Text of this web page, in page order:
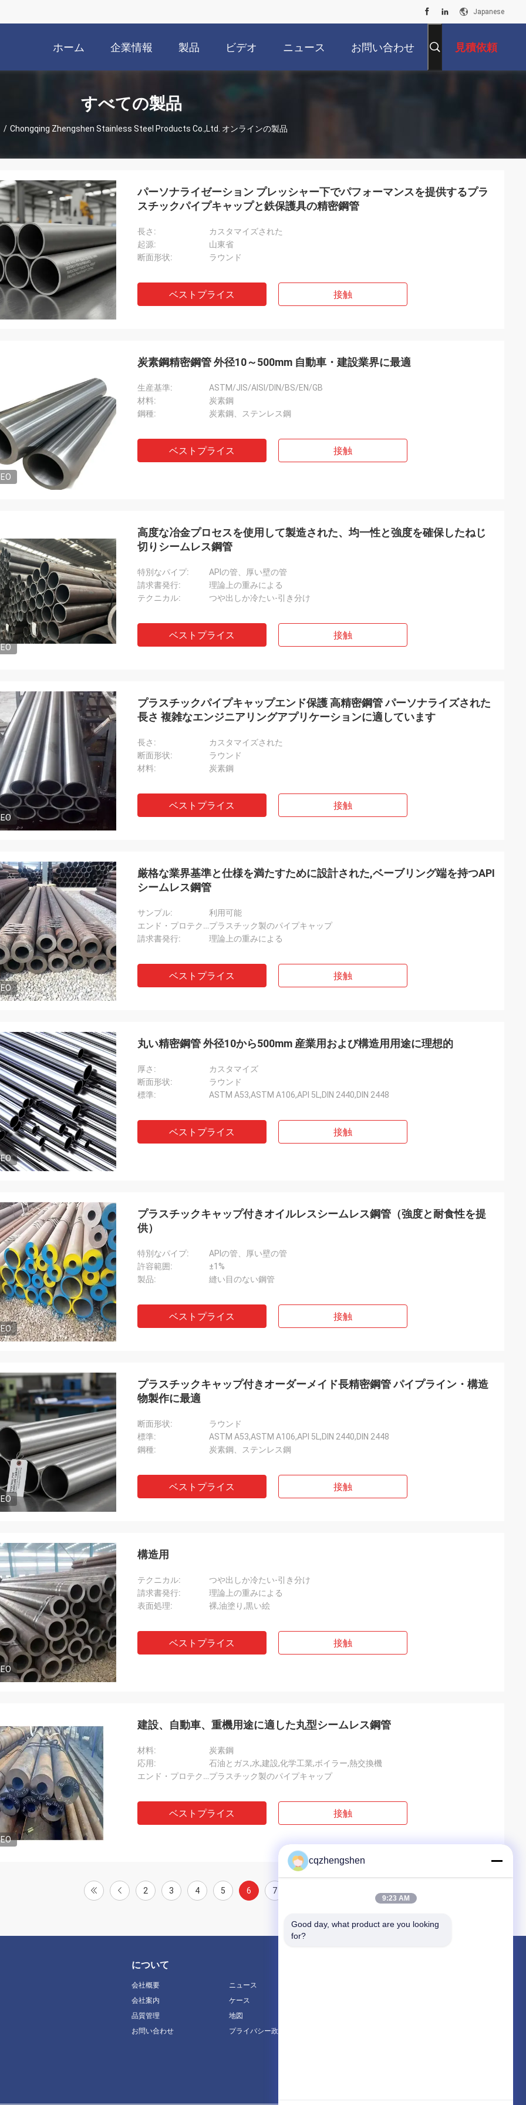
Japanese
ホーム 企業情報 製品 ビデオ ニュース お問い合わせ 見積依頼
すべての製品
/ Chongqing Zhengshen Stainless Steel Products Co.,Ltd. オンラインの製品
パーソナライゼーション プレッシャー下でパフォーマンスを提供するプラ
スチックパイプキャップと鉄保護具の精密鋼管
長さ:
カスタマイズされた
起源:
山東省
断面形状:
ラウンド
ベストプライス 接触
炭素鋼精密鋼管 外径10～500mm 自動車・建設業界に最適
生産基準:
ASTM/JIS/AISI/DIN/BS/EN/GB
材料:
炭素鋼
鋼種:
炭素鋼、ステンレス鋼
ベストプライス 接触
高度な冶金プロセスを使用して製造された、均一性と強度を確保したねじ
切りシームレス鋼管
特別なパイプ:
APIの管、厚い壁の管
請求書発行:
理論上の重みによる
テクニカル:
つや出しか冷たい-引き分け
ベストプライス 接触
プラスチックパイプキャップエンド保護 高精密鋼管 パーソナライズされた
長さ 複雑なエンジニアリングアプリケーションに適しています
長さ:
カスタマイズされた
断面形状:
ラウンド
材料:
炭素鋼
ベストプライス 接触
厳格な業界基準と仕様を満たすために設計された,ベーブリング端を持つAPI
シームレス鋼管
サンプル:
利用可能
エンド・プロテクター:プラスチック製のパイプキャップ
請求書発行:
理論上の重みによる
ベストプライス 接触
丸い精密鋼管 外径10から500mm 産業用および構造用用途に理想的
厚さ:
カスタマイズ
断面形状:
ラウンド
標準:
ASTM A53,ASTM A106,API 5L,DIN 2440,DIN 2448
ベストプライス 接触
プラスチックキャップ付きオイルレスシームレス鋼管（強度と耐食性を提
供）
特別なパイプ:
APIの管、厚い壁の管
許容範囲:
±1%
製品:
縫い目のない鋼管
ベストプライス 接触
プラスチックキャップ付きオーダーメイド長精密鋼管 パイプライン・構造
物製作に最適
断面形状:
ラウンド
標準:
ASTM A53,ASTM A106,API 5L,DIN 2440,DIN 2448
鋼種:
炭素鋼、ステンレス鋼
ベストプライス 接触
構造用
テクニカル:
つや出しか冷たい-引き分け
請求書発行:
理論上の重みによる
表面処理:
裸,油塗り,黒い絵
ベストプライス 接触
建設、自動車、重機用途に適した丸型シームレス鋼管
材料:
炭素鋼
応用:
石油とガス,水,建設,化学工業,ボイラー,熱交換機
エンド・プロテクター:プラスチック製のパイプキャップ
ベストプライス 接触
2 3 4 5 6 7
について
会社概要
会社案内
品質管理
お問い合わせ
ニュース
ケース
地図
プライバシー政策
cqzhengshen
9:23 AM
Good day, what product are you looking
for?